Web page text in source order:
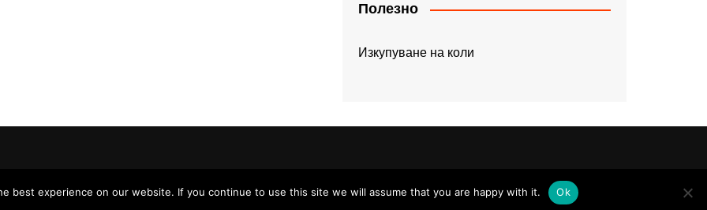
Полезно
Изкупуване на коли
best experience on our website. If you continue to use this site we will assume that you are happy with it. Ok